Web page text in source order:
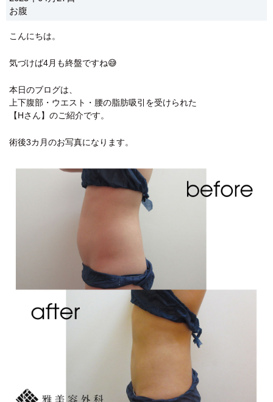
お腹
こんにちは。
気づけば4月も終盤ですね😅
本日のブログは、
上下腹部・ウエスト・腰の脂肪吸引を受けられた
【Hさん】のご紹介です。
術後3カ月のお写真になります。